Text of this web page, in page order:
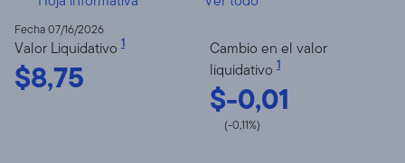
Fecha 07/16/2026
Valor Liquidativo 1
$8,75
Cambio en el valor
liquidativo 1
$-0,01
(-0,11%)